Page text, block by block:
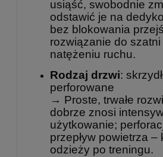
usiąść, swobodnie
odstawić je na
bez blokowania
rozwiązanie do
natężeniu ruchu.
Rodzaj drzwi:
perforowane
→ Proste, trwałe
dobrze znosi
użytkowanie;
przepływ powietrza
odzieży po treningu.